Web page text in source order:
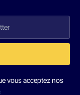
vous acceptez nos